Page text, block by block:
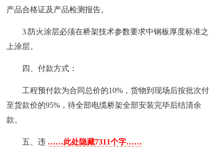
产品合格证及产品检测报告。
3.防火涂层必须在桥架技术参数要求中钢板厚度标准之
上涂层。
四、付款方式：
工程预付款为合同总价的10%，货物到现场后按批次付
至货款价的95%，待全部电缆桥架全部安装完毕后结清余
款。
五、违 ……此处隐藏7311个字……